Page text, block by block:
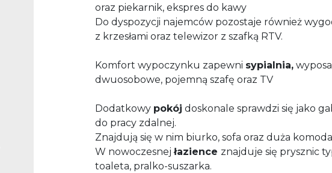
oraz piekarnik, ekspres do kawy
Do dyspozycji najemców pozostaje również
z krzesłami oraz telewizor z szafką RTV.
Komfort wypoczynku zapewni sypialnia,
dwuosobowe, pojemną szafę oraz TV
Dodatkowy pokój doskonale sprawdzi się jako
do pracy zdalnej.
Znajdują się w nim biurko, sofa oraz duża
W nowoczesnejłazience znajduje się prysznic
toaleta, pralko-suszarka.